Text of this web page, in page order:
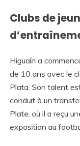
Clubs de
Higuaín a
de 10 ans avec le
Plata. Son talent
conduit à un
Plate, où il a reçu
exposition au